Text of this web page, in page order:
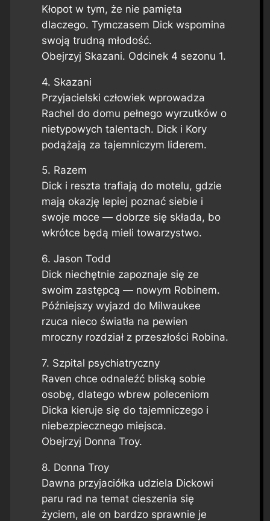
Kłopot w tym, że nie pamięta
dlaczego. Tymczasem Dick wspomina
swoją trudną młodość.
Obejrzyj Skazani. Odcinek 4 sezonu 1.
4. Skazani
Przyjacielski człowiek wprowadza
Rachel do domu pełnego wyrzutków o
nietypowych talentach. Dick i Kory
podążają za tajemniczym liderem.
5. Razem
Dick i reszta trafiają do motelu, gdzie
mają okazję lepiej poznać siebie i
swoje moce — dobrze się składa, bo
wkrótce będą mieli towarzystwo.
6. Jason Todd
Dick niechętnie zapoznaje się ze
swoim zastępcą — nowym Robinem.
Późniejszy wyjazd do Milwaukee
rzuca nieco światła na pewien
mroczny rozdział z przeszłości Robina.
7. Szpital psychiatryczny
Raven chce odnaleźć bliską sobie
osobę, dlatego wbrew poleceniom
Dicka kieruje się do tajemniczego i
niebezpiecznego miejsca.
Obejrzyj Donna Troy.
8. Donna Troy
Dawna przyjaciółka udziela Dickowi
paru rad na temat cieszenia się
życiem, ale on bardzo sprawnie je